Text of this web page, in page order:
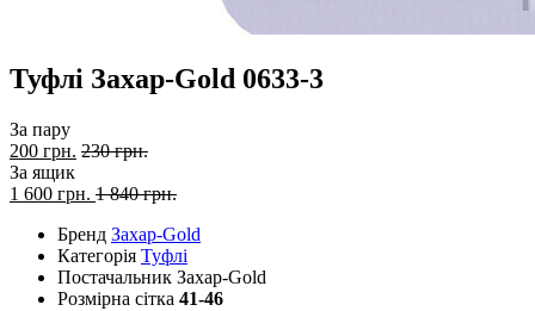
Туфлі Захар-Gold 0633-3
За пару
200 грн. 230 грн.
За ящик
1 600 грн. 1 840 грн.
Бренд Захар-Gold
Категорія Туфлі
Постачальник Захар-Gold
Розмірна сітка 41-46